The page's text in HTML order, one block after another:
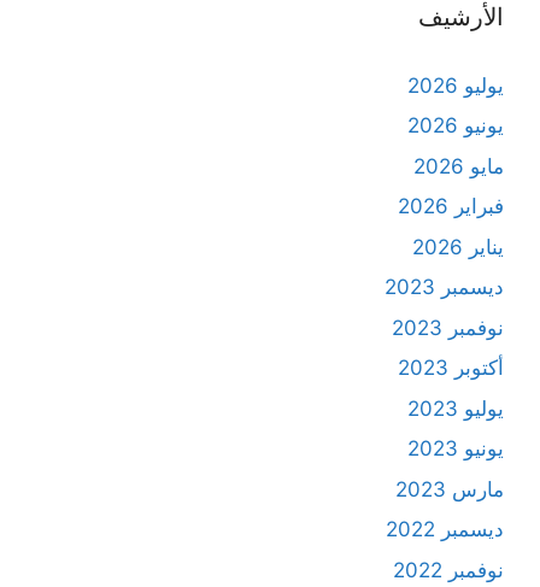
الأرشيف
يوليو 2026
يونيو 2026
مايو 2026
فبراير 2026
يناير 2026
ديسمبر 2023
نوفمبر 2023
أكتوبر 2023
يوليو 2023
يونيو 2023
مارس 2023
ديسمبر 2022
نوفمبر 2022